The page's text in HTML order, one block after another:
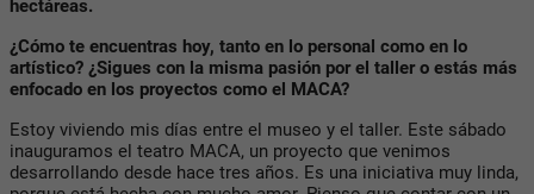
hectáreas.
¿Cómo te encuentras hoy, tanto en lo personal como en lo
artístico? ¿Sigues con la misma pasión por el taller o estás más
enfocado en los proyectos como el MACA?
Estoy viviendo mis días entre el museo y el taller. Este sábado
inauguramos el teatro MACA, un proyecto que venimos
desarrollando desde hace tres años. Es una iniciativa muy linda,